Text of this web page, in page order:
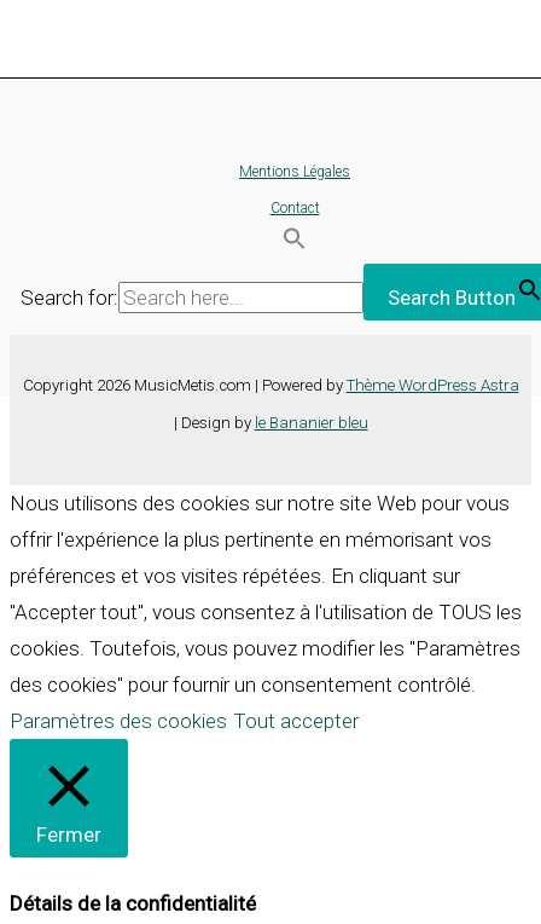
Mentions Légales
Contact
Search for: Search Button
Copyright 2026 MusicMetis.com | Powered by Thème WordPress Astra
| Design by le Bananier bleu
Nous utilisons des cookies sur notre site Web pour vous
offrir l'expérience la plus pertinente en mémorisant vos
préférences et vos visites répétées. En cliquant sur
"Accepter tout", vous consentez à l'utilisation de TOUS les
cookies. Toutefois, vous pouvez modifier les "Paramètres
des cookies" pour fournir un consentement contrôlé.
Paramètres des cookies Tout accepter
Fermer
Détails de la confidentialité